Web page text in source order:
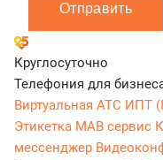
Отправить
Круглосуточно
Телефония для
Виртуальная АТС ИПТ
Этикетка МАВ сервис
мессенджер